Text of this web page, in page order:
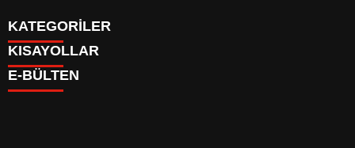
KATEGORİLER
DÜNYA
EĞİTİM
KISAYOLLAR
BURÇLAR
E-BÜLTEN